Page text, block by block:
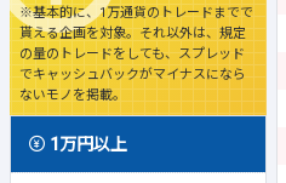
※基本的に、1万通貨のトレードまでで
貰える企画を対象。それ以外は、規定
の量のトレードをしても、スプレッド
でキャッシュバックがマイナスになら
ないモノを掲載。
1万円以上